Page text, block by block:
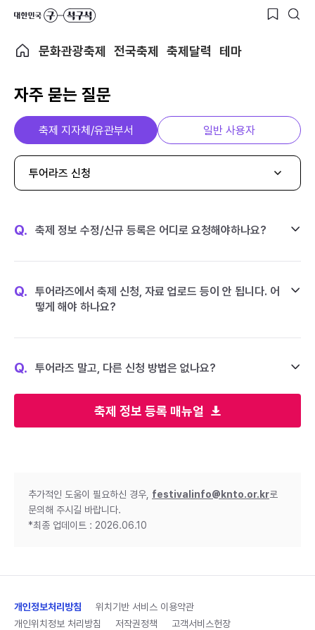
문화관광축제 전국축제 축제달력 테마
자주 묻는 질문
축제 정보 등록 매뉴얼
축제 지자체/유관부서 일반 사용자
투어라즈 신청
Q. 축제 정보 수정/신규 등록은 어디로 요청해야하나요?
Q.
투어라즈에서 축제 신청, 자료 업로드 등이 안 됩니다. 어
떻게 해야 하나요?
Q. 투어라즈 말고, 다른 신청 방법은 없나요?
추가적인 도움이 필요하신 경우, festivalinfo@knto.or.kr로
문의해 주시길 바랍니다.
*최종 업데이트 : 2026.06.10
개인정보처리방침
위치기반 서비스 이용약관
개인위치정보 처리방침
저작권정책 고객서비스헌장